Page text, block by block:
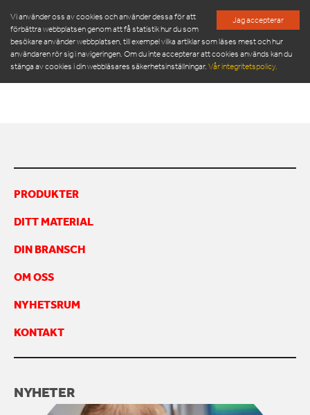
Jag accepterar
Vi använder oss av cookies och använder dessa för att
förbättra webbplatsen genom att få statistik hur du som
besökare använder webbplatsen, till exempel vilka artiklar som läses mest och hur
användaren rör sig i navigeringen. Om du inte accepterar att cookies används kan du
stänga av cookies i din webbläsares säkerhetsinställningar.Vår integritetspolicy.
MÖT VÅR LEDNINGSGRUPP
INSPIRATION
FRAMGÅNGSHISTORIER
ARBETA HOS OSS
KONTAKTA OSS
ORWAK MULTI 9020S_US
ORWAK MULTI 9020S_us
PRODUKTER
DITT MATERIAL
DIN BRANSCH
OM OSS
NYHETSRUM
KONTAKT
NYHETER